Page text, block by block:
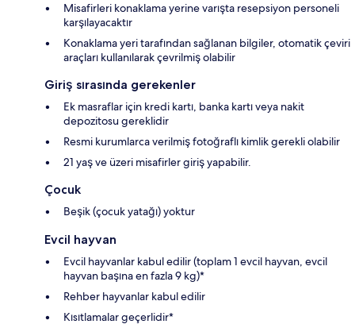
Misafirleri konaklama yerine varışta resepsiyon personeli
karşılayacaktır
Konaklama yeri tarafından sağlanan bilgiler, otomatik çeviri
araçları kullanılarak çevrilmiş olabilir
Giriş sırasında gerekenler
Ek masraflar için kredi kartı, banka kartı veya nakit
depozitosu gereklidir
Resmi kurumlarca verilmiş fotoğraflı kimlik gerekli olabilir
21 yaş ve üzeri misafirler giriş yapabilir.
Çocuk
Beşik (çocuk yatağı) yoktur
Evcil hayvan
Evcil hayvanlar kabul edilir (toplam 1 evcil hayvan, evcil
hayvan başına en fazla 9 kg)*
Rehber hayvanlar kabul edilir
Kısıtlamalar geçerlidir*